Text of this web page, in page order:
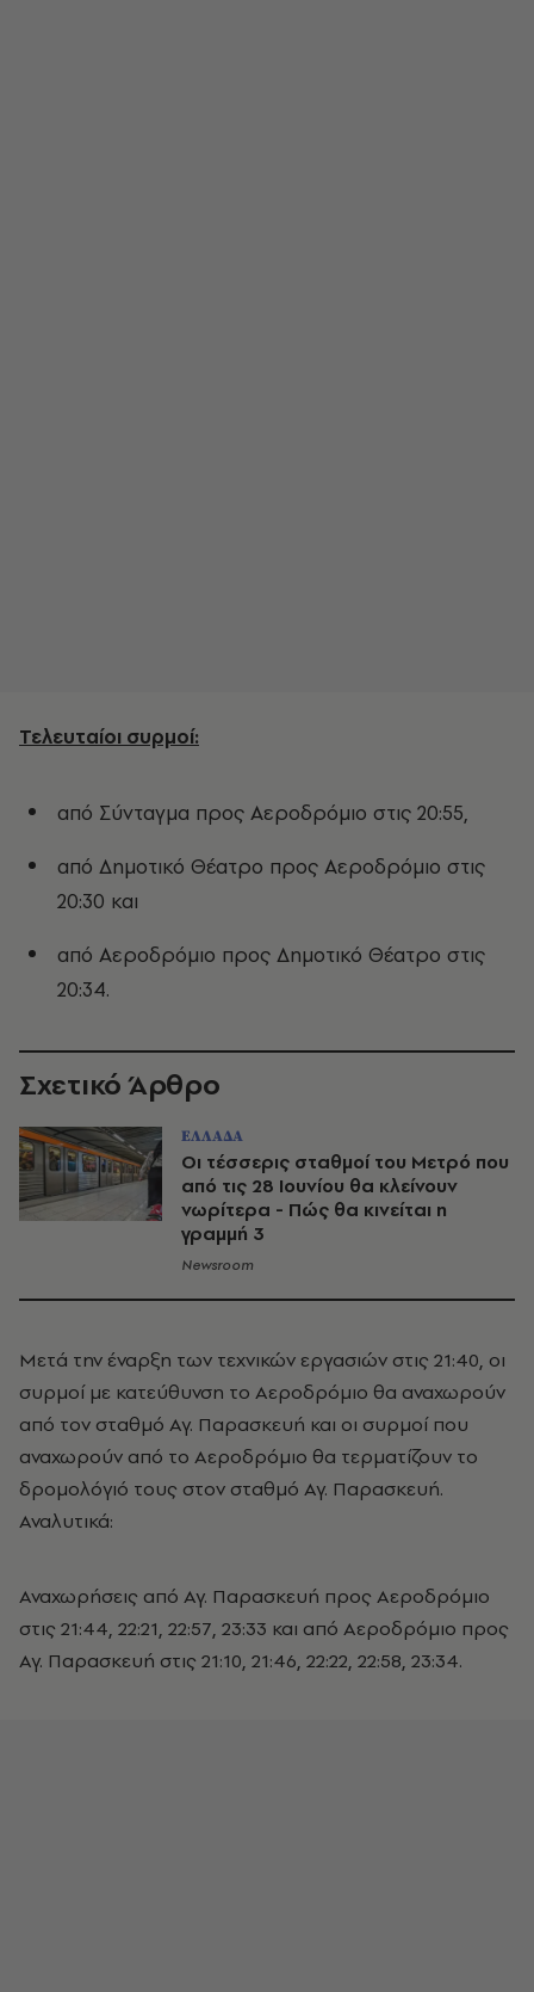
Τελευταίοι συρμοί:
από Σύνταγμα προς Αεροδρόμιο στις 20:55,
από Δημοτικό Θέατρο προς Αεροδρόμιο στις
20:30 και
από Αεροδρόμιο προς Δημοτικό Θέατρο στις
20:34.
Σχετικό Άρθρο
ΕΛΛΑΔΑ
Οι τέσσερις σταθμοί του Μετρό που
από τις 28 Ιουνίου θα κλείνουν
νωρίτερα - Πώς θα κινείται η
γραμμή 3
Newsroom
Μετά την έναρξη των τεχνικών εργασιών στις 21:40, οι
συρμοί με κατεύθυνση το Αεροδρόμιο θα αναχωρούν
από τον σταθμό Αγ. Παρασκευή και οι συρμοί που
αναχωρούν από το Αεροδρόμιο θα τερματίζουν το
δρομολόγιό τους στον σταθμό Αγ. Παρασκευή.
Αναλυτικά:
Αναχωρήσεις από Αγ. Παρασκευή προς Αεροδρόμιο
στις 21:44, 22:21, 22:57, 23:33 και από Αεροδρόμιο προς
Αγ. Παρασκευή στις 21:10, 21:46, 22:22, 22:58, 23:34.